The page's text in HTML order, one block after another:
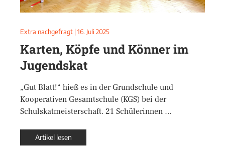
Extra nachgefragt | 16. Juli 2025
Karten, Köpfe und Könner im
Jugendskat
„Gut Blatt!“ hieß es in der Grundschule und
Kooperativen Gesamtschule (KGS) bei der
Schulskatmeisterschaft. 21 Schülerinnen …
Artikel lesen